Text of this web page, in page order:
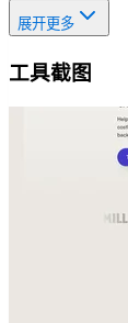
展开更多
工具截图